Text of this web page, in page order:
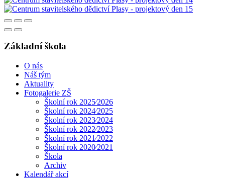
Základní škola
O nás
Náš tým
Aktuality
Fotogalerie ZŠ
Školní rok 2025⁄2026
Školní rok 2024⁄2025
Školní rok 2023⁄2024
Školní rok 2022⁄2023
Školní rok 2021⁄2022
Školní rok 2020⁄2021
Škola
Archiv
Kalendář akcí